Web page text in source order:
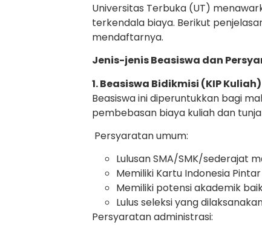
Universitas Terbuka (UT)
terkendala biaya. Berikut
mendaftarnya.
Jenis-jenis Beasiswa dan
1. Beasiswa Bidikmisi (KIP Kuliah)
Beasiswa ini diperuntukkan bagi
pembebasan biaya kuliah dan
Persyaratan umum:
Lulusan SMA/SMK/sederajat
Memiliki Kartu Indonesia
Memiliki potensi akademik
Lulus seleksi yang
Persyaratan administrasi: